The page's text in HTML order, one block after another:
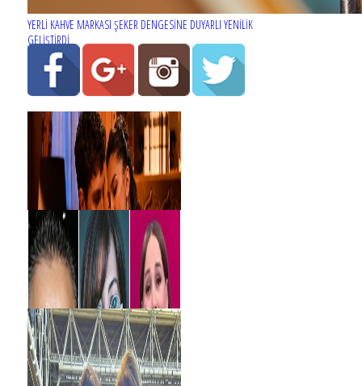
YERLİ KAHVE MARKASI ŞEKER DENGESİNE DUYARLI YENİLİK
GELİŞTİRDİ